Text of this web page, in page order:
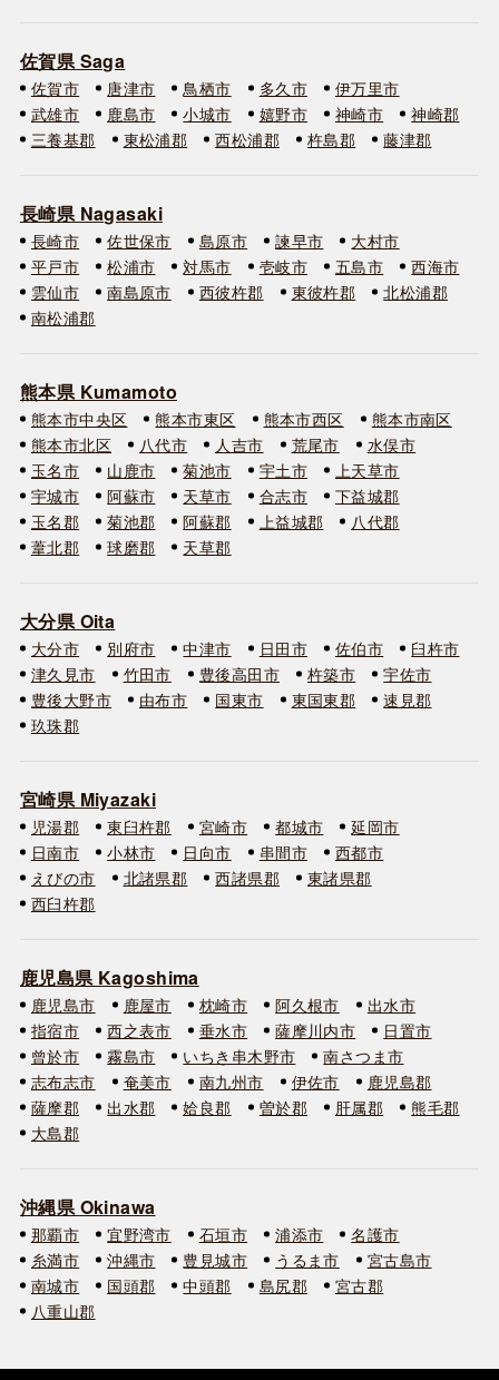
佐賀県 Saga
佐賀市 唐津市 鳥栖市 多久市
伊万里市
武雄市
鹿島市 小城市 嬉野市 神崎市
神崎郡
三養基郡
東松浦郡 西松浦郡 杵島郡 藤津郡
長崎県 Nagasaki
長崎市 佐世保市 島原市 諫早市
大村市
平戸市
松浦市 対馬市 壱岐市 五島市
西海市
雲仙市
南島原市 西彼杵郡 東彼杵郡
北松浦郡
南松浦郡
熊本県 Kumamoto
熊本市中央区 熊本市東区 熊本市西区
熊本市南区
熊本市北区
八代市 人吉市 荒尾市
水俣市
玉名市
山鹿市 菊池市 宇土市
上天草市
宇城市
阿蘇市 天草市 合志市
下益城郡
玉名郡
菊池郡 阿蘇郡 上益城郡
八代郡
葦北郡
球磨郡 天草郡
大分県 Oita
大分市 別府市 中津市 日田市 佐伯市
臼杵市
津久見市
竹田市 豊後高田市 杵築市
宇佐市
豊後大野市
由布市 国東市 東国東郡
速見郡
玖珠郡
宮崎県 Miyazaki
児湯郡 東臼杵郡 宮崎市 都城市
延岡市
日南市
小林市 日向市 串間市
西都市
えびの市
北諸県郡 西諸県郡
東諸県郡
西臼杵郡
鹿児島県 Kagoshima
鹿児島市 鹿屋市 枕崎市 阿久根市
出水市
指宿市
西之表市 垂水市 薩摩川内市
日置市
曾於市
霧島市 いちき串木野市
南さつま市
志布志市
奄美市 南九州市 伊佐市
鹿児島郡
薩摩郡
出水郡 姶良郡 曽於郡 肝属郡
熊毛郡
大島郡
沖縄県 Okinawa
那覇市 宜野湾市 石垣市 浦添市
名護市
糸満市
沖縄市 豊見城市 うるま市
宮古島市
南城市
国頭郡 中頭郡 島尻郡
宮古郡
八重山郡